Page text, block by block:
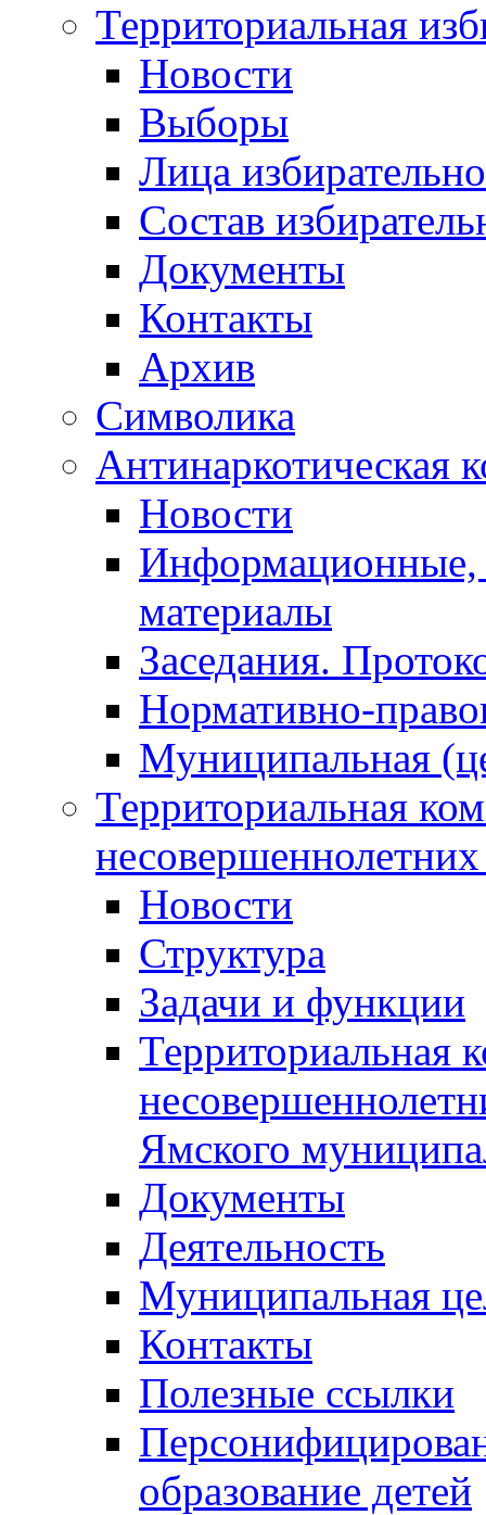
Территориальная
Новости
Выборы
Лица
Состав
Документы
Контакты
Архив
Символика
Антинаркотическая
Новости
Информационные,
материалы
Заседания.
Нормативно-
Муниципальная
Территориальная
Новости
Структура
Задачи и функции
Территориальная
Ямского
Документы
Деятельность
Муниципальная
Контакты
Полезные ссылки
образование детей